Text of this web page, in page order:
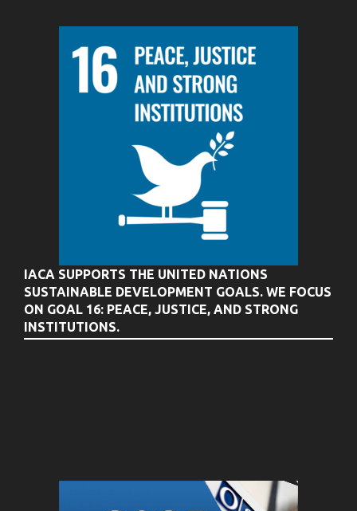
IACA SUPPORTS THE UNITED NATIONS
SUSTAINABLE DEVELOPMENT GOALS. WE FOCUS
ON GOAL 16: PEACE, JUSTICE, AND STRONG
INSTITUTIONS.